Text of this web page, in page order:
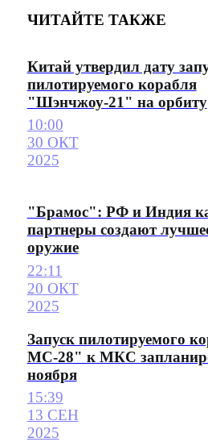
ЧИТАЙТЕ ТАКЖЕ
Китай утвердил дату
пилотируемого корабля
"Шэнчжоу-21" на орбиту
10:00
30 ОКТ
2025
"Брамос": РФ и Индия
партнеры создают
оружие
22:11
20 ОКТ
2025
Запуск пилотируемого
МС-28" к МКС
ноября
15:39
13 СЕН
2025